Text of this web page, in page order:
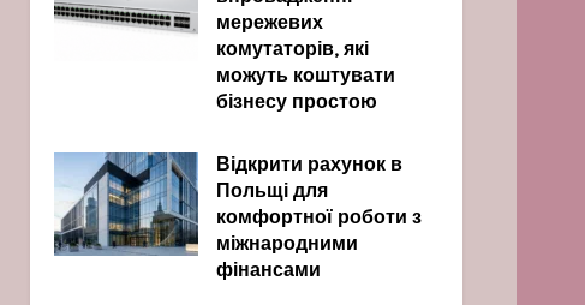
мережевих
комутаторів, які
можуть коштувати
бізнесу простою
Відкрити рахунок в
Польщі для
комфортної роботи з
міжнародними
фінансами